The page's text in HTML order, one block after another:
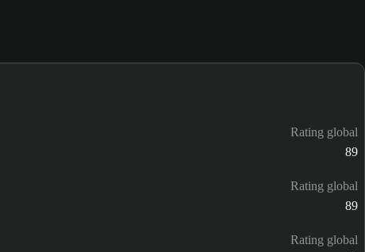
Rating global
89
Rating global
89
Rating global